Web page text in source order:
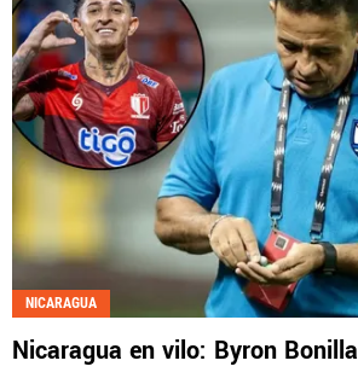
NICARAGUA
Nicaragua en vilo: Byron